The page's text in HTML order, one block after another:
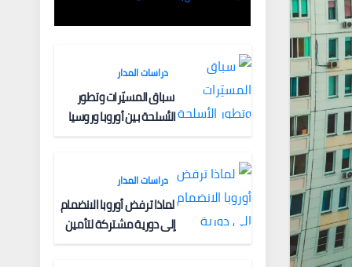
الفكرية وآليات
التعبئة
دراسات المدار
سباق المسيّرات وتطور
الأسلحة بين أوروبا وروسيا
دراسات المدار
لماذا ترفض أوروبا الانضمام
إلى دورية مشتركة لتأمين